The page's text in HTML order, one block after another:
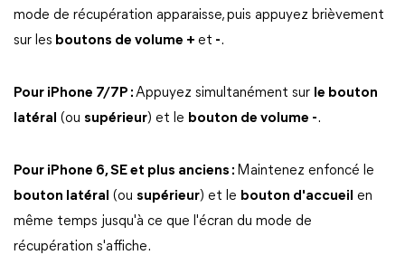
mode de récupération apparaisse, puis appuyez brièvement
sur les boutons de volume + et -.
Pour iPhone 7/7P :Appuyez simultanément sur le bouton
latéral (ou supérieur) et le bouton de volume -.
Pour iPhone 6, SE et plus anciens : Maintenez enfoncé le
bouton latéral (ou supérieur) et le bouton d'accueil en
même temps jusqu'à ce que l'écran du mode de
récupération s'affiche.